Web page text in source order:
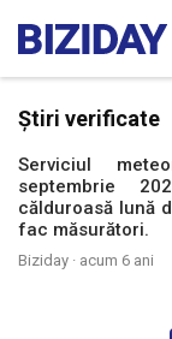
Știri verificate
Serviciul
septembrie
călduroasă lună
fac măsurători.
Biziday · acum 6 ani